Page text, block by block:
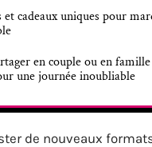
et cadeaux uniques pour
en couple ou en
une journée inoubliable
de nouveaux